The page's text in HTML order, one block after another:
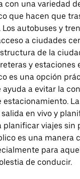
con una variedad
que hacen que
autobuses y
a ciudades
de la
y estaciones
es una opción
ayuda a evitar la
estacionamiento.
en vivo y
planificar viajes sin
es una manera
para
de conducir.